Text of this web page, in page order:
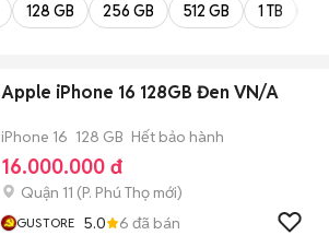
128 GB 256 GB 512 GB 1 TB
Apple iPhone 16 128GB Đen VN/A
iPhone 16 128 GB Hết bảo hành
16.000.000 đ
Quận 11 (P. Phú Thọ mới)
GUSTORE 5.0 6 đã bán